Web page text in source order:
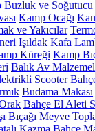
Buzluk ve
Kamp Ocağı
ve Yakıcılar
Işıldak Kafa
Küreği Kamp
Balık Av
Scooter
Budama Makası
Bahçe El Aleti
Bıçağı Meyve
Kazma Bahçe